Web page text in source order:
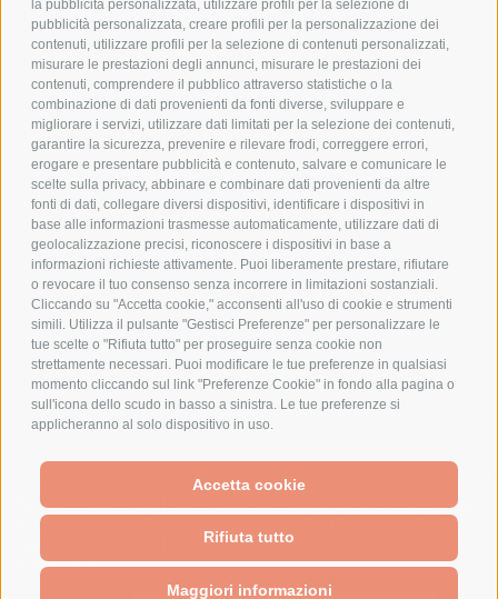
la pubblicità personalizzata, utilizzare profili per la selezione di
pubblicità personalizzata, creare profili per la personalizzazione dei
contenuti, utilizzare profili per la selezione di contenuti personalizzati,
misurare le prestazioni degli annunci, misurare le prestazioni dei
contenuti, comprendere il pubblico attraverso statistiche o la
combinazione di dati provenienti da fonti diverse, sviluppare e
migliorare i servizi, utilizzare dati limitati per la selezione dei contenuti,
garantire la sicurezza, prevenire e rilevare frodi, correggere errori,
erogare e presentare pubblicità e contenuto, salvare e comunicare le
scelte sulla privacy, abbinare e combinare dati provenienti da altre
fonti di dati, collegare diversi dispositivi, identificare i dispositivi in
base alle informazioni trasmesse automaticamente, utilizzare dati di
geolocalizzazione precisi, riconoscere i dispositivi in base a
informazioni richieste attivamente. Puoi liberamente prestare, rifiutare
o revocare il tuo consenso senza incorrere in limitazioni sostanziali.
Cliccando su "Accetta cookie," acconsenti all'uso di cookie e strumenti
simili. Utilizza il pulsante "Gestisci Preferenze" per personalizzare le
tue scelte o "Rifiuta tutto" per proseguire senza cookie non
strettamente necessari. Puoi modificare le tue preferenze in qualsiasi
momento cliccando sul link "Preferenze Cookie" in fondo alla pagina o
sull'icona dello scudo in basso a sinistra. Le tue preferenze si
applicheranno al solo dispositivo in uso.
Accetta cookie
Rifiuta tutto
Maggiori informazioni
PRIVACY POLICY
COOKIE POLICY
PAGAMENTI SICURI
AZIENDA
CHI SIAMO
MARCHI TRATTATI
CONDOMINI
Bonifico
Bancario
SPESA ELETTRICA SOCIETA CONSORTILE A RESPONSABILITA LIMITATA - VIALE
MILANOFIORI, STRADA 4 - PALAZZO A5 20057, ASSAGO MILANO - PARTITA IVA
Powered byBigCommerce
Created byLone Star Templates
We use cookies (and other similar technologies) to collect data
to improve your shopping experience.
By using our website,
you're agreeing to the collection of data as described in our
Privacy Policy.